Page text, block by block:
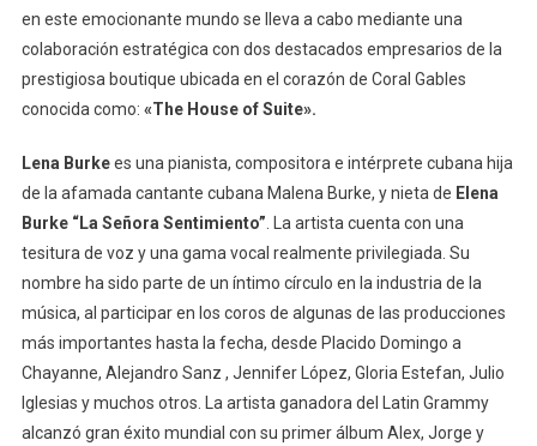
en este emocionante mundo se lleva a cabo mediante una
colaboración estratégica con dos destacados empresarios de la
prestigiosa boutique ubicada en el corazón de Coral Gables
conocida como: «The House of Suite».
Lena Burkees una pianista, compositora e intérprete cubana hija
de la afamada cantante cubana Malena Burke, y nieta de Elena
Burke “La Señora Sentimiento” . La artista cuenta con una
tesitura de voz y una gama vocal realmente privilegiada. Su
nombre ha sido parte de un íntimo círculo en la industria de la
música, al participar en los coros de algunas de las producciones
más importantes hasta la fecha, desde Placido Domingo a
Chayanne, Alejandro Sanz , Jennifer López, Gloria Estefan, Julio
Iglesias y muchos otros. La artista ganadora del Latin Grammy
alcanzó gran éxito mundial con su primer álbum Alex, Jorge y